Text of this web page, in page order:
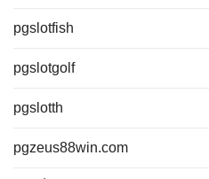
pgslotfish
pgslotgolf
pgslotth
pgzeus88win.com